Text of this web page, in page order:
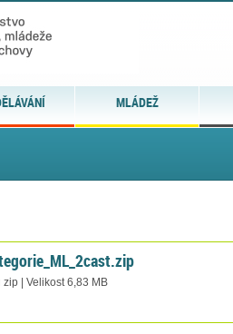
MLÁDEŽ
zip | Velikost 6,83 MB